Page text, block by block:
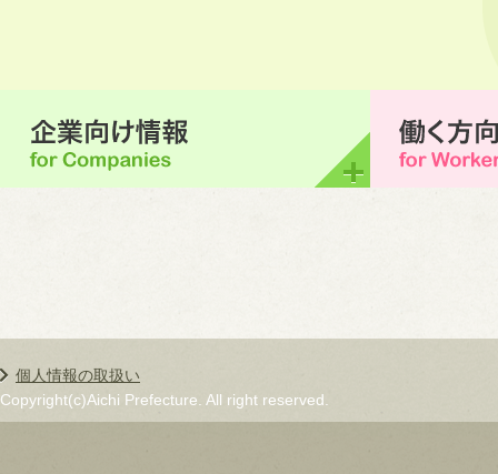
個人情報の取扱い
Copyright(c)Aichi Prefecture. All right reserved.